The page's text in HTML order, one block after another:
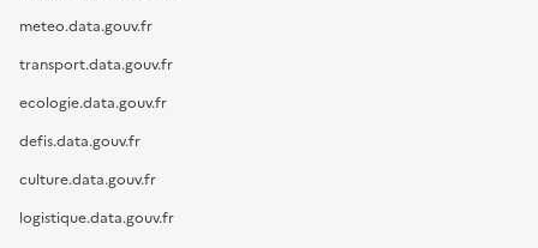
meteo.data.gouv.fr
transport.data.gouv.fr
ecologie.data.gouv.fr
defis.data.gouv.fr
culture.data.gouv.fr
logistique.data.gouv.fr